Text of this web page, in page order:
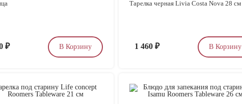
₽ В Корзину
Тарелка черная Livia Costa Nova 28 см
1 460 ₽ В Корзину